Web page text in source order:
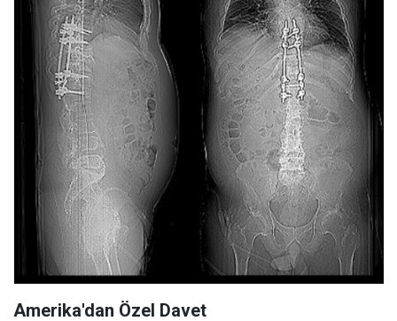
Amerika'dan Özel Davet